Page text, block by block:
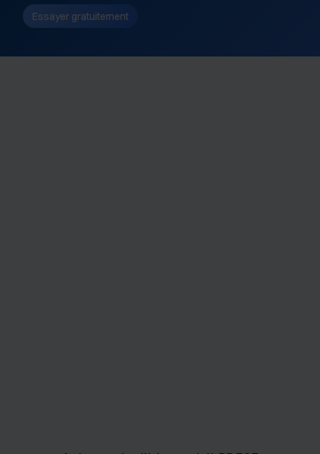
Essayer gratuitement